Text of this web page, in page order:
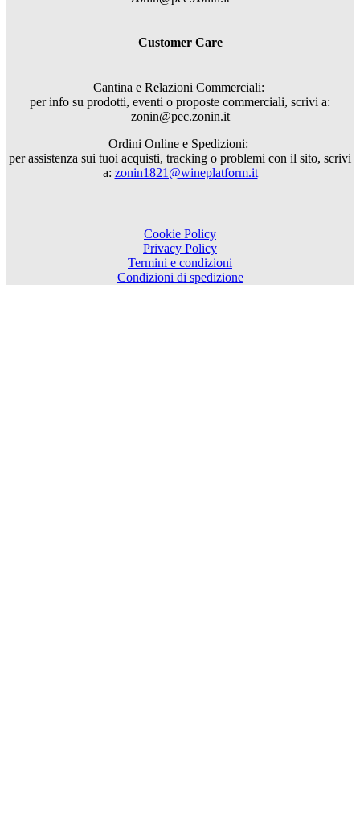
Customer Care
Cantina e Relazioni Commerciali:
per info su prodotti, eventi o proposte commerciali, scrivi a:
zonin@pec.zonin.it
Ordini Online e Spedizioni:
per assistenza sui tuoi acquisti, tracking o problemi con il sito, scrivi
a: zonin1821@wineplatform.it
Cookie Policy
Privacy Policy
Termini e condizioni
Condizioni di spedizione